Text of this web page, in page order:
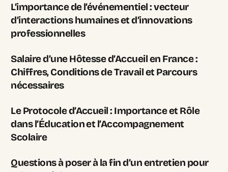
L’importance de l’événementiel : vecteur
d’interactions humaines et d’innovations
professionnelles
Salaire d’une Hôtesse d’Accueil en France :
Chiffres, Conditions de Travail et Parcours
nécessaires
Le Protocole d’Accueil : Importance et Rôle
dans l’Éducation et l’Accompagnement
Scolaire
Questions à poser à la fin d’un entretien pour